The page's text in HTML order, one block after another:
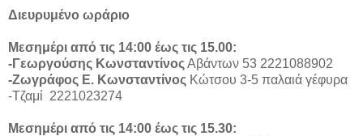
Διευρυμένο ωράριο
Μεσημέρι από τις 14:00 έως τις 15.00:
-Γεωργούσης Κωνσταντίνος Αβάντων 53 2221088902
-Ζωγράφος Ε. Κωνσταντίνος Κώτσου 3-5 παλαιά γέφυρα
-Τζαμί 2221023274
Μεσημέρι από τις 14:00 έως τις 15.30: